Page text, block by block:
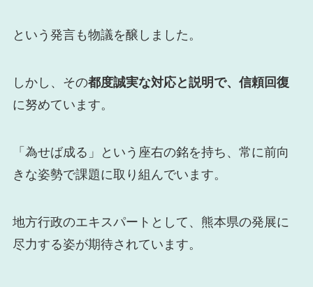
という発言も物議を醸しました。
しかし、その都度誠実な対応と説明で、信頼回復
に努めています。
「為せば成る」という座右の銘を持ち、常に前向
きな姿勢で課題に取り組んでいます。
地方行政のエキスパートとして、熊本県の発展に
尽力する姿が期待されています。